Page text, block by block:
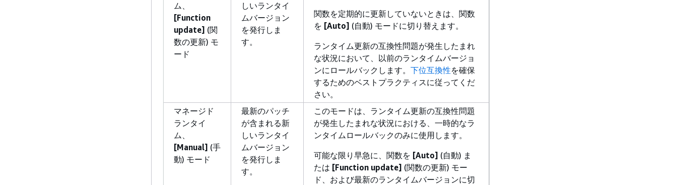
ム、
[Function
update] (関
数の更新) モ
ード
しいランタイ
ムバージョン
を発行しま
す。
関数を定期的に更新していないときは、関数
を [Auto] (自動) モードに切り替えます。
ランタイム更新の互換性問題が発生したまれ
な状況において、以前のランタイムバージョ
ンにロールバックします。 下位互換性を確保
するためのベストプラクティスに従ってくだ
さい。
マネージド
ランタイ
ム、
[Manual] (手
動) モード
最新のパッチ
が含まれる新
しいランタイ
ムバージョン
を発行しま
す。
このモードは、ランタイム更新の互換性問題
が発生したまれな状況における、一時的なラ
ンタイムロールバックのみに使用します。
可能な限り早急に、関数を [Auto] (自動) ま
たは [Function update] (関数の更新) モー
ド、および最新のランタイムバージョンに切